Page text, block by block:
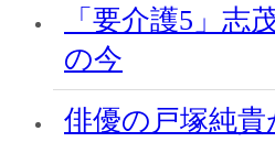
「要介護5」志
の今
俳優の戸塚純貴